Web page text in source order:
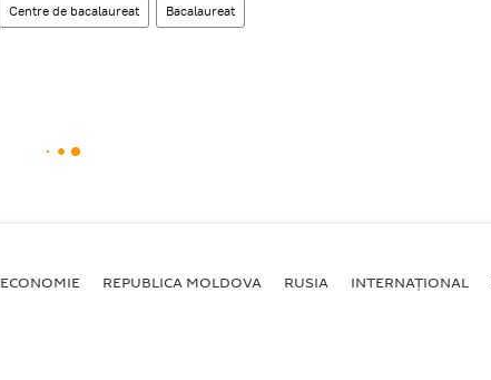
Centre de bacalaureat Bacalaureat
ECONOMIE REPUBLICA MOLDOVA RUSIA INTERNAȚIONAL